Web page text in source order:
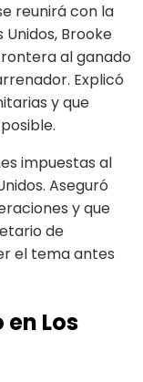
reunirá con la
Brooke
al ganado
Explicó
y que
impuestas al
Aseguró
y que
de
el tema antes
Los